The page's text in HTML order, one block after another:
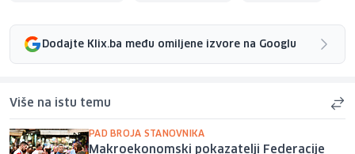
Dodajte Klix.ba među omiljene izvore na Googlu
Više na istu temu
PAD BROJA STANOVNIKA
Makroekonomski pokazatelji Federacije